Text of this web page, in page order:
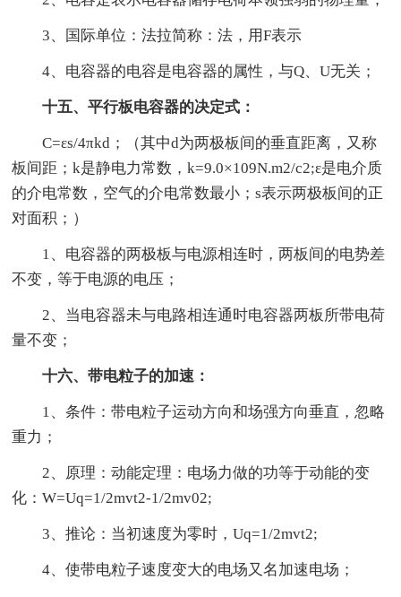
3、国际单位：法拉简称：法，用F表示
4、电容器的电容是电容器的属性，与Q、U无关；
十五、平行板电容器的决定式：
C=εs/4πkd；（其中d为两极板间的垂直距离，又称
板间距；k是静电力常数，k=9.0×109N.m2/c2;ε是电介质
的介电常数，空气的介电常数最小；s表示两极板间的正
对面积；）
1、电容器的两极板与电源相连时，两板间的电势差
不变，等于电源的电压；
2、当电容器未与电路相连通时电容器两板所带电荷
量不变；
十六、带电粒子的加速：
1、条件：带电粒子运动方向和场强方向垂直，忽略
重力；
2、原理：动能定理：电场力做的功等于动能的变
化：W=Uq=1/2mvt2-1/2mv02;
3、推论：当初速度为零时，Uq=1/2mvt2;
4、使带电粒子速度变大的电场又名加速电场；